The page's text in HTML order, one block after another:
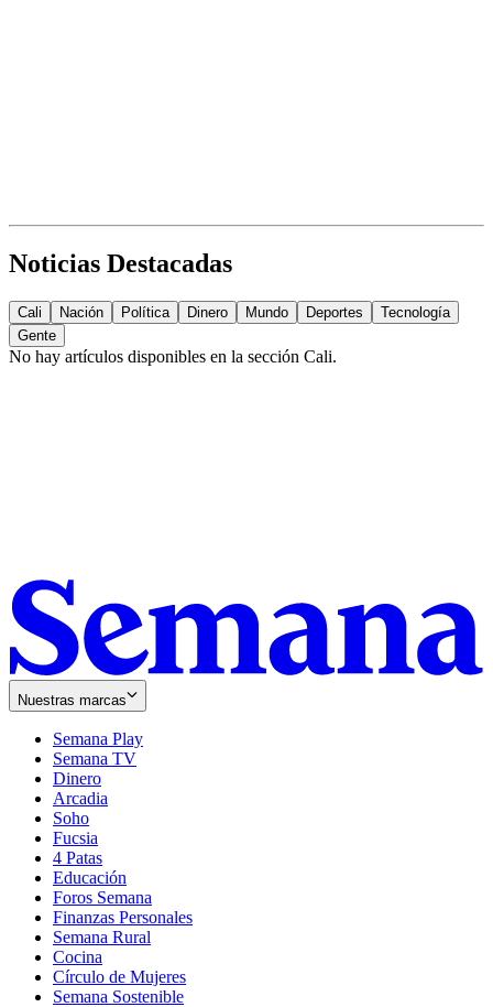
Noticias Destacadas
Cali Nación Política Dinero Mundo Deportes
Tecnología
Gente
No hay artículos disponibles en la sección Cali.
Nuestras marcas
Semana Play
Semana TV
Dinero
Arcadia
Soho
in
new
window
Fucsia
in
new
window
4 Patas
Educación
Foros Semana
Finanzas Personales
Semana Rural
Cocina
Círculo de Mujeres
Semana Sostenible